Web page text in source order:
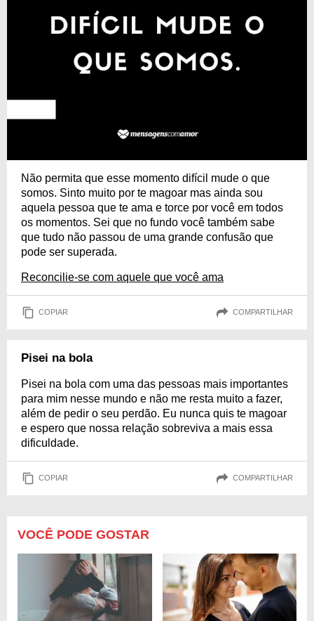
Não permita que esse momento difícil mude o que
somos. Sinto muito por te magoar mas ainda sou
aquela pessoa que te ama e torce por você em todos
os momentos. Sei que no fundo você também sabe
que tudo não passou de uma grande confusão que
pode ser superada.
Reconcilie-se com aquele que você ama
COPIAR COMPARTILHAR
Pisei na bola
Pisei na bola com uma das pessoas mais importantes
para mim nesse mundo e não me resta muito a fazer,
além de pedir o seu perdão. Eu nunca quis te magoar
e espero que nossa relação sobreviva a mais essa
dificuldade.
COPIAR COMPARTILHAR
VOCÊ PODE GOSTAR